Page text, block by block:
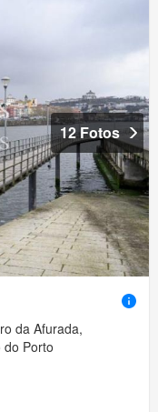
12 Fotos
da Afurada,
do Porto